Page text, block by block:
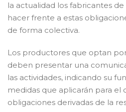
la actualidad los fabricantes
hacer frente a estas
de forma colectiva.
Los productores que optan
deben presentar una
las actividades, indicando su
medidas que aplicarán para
obligaciones derivadas de la